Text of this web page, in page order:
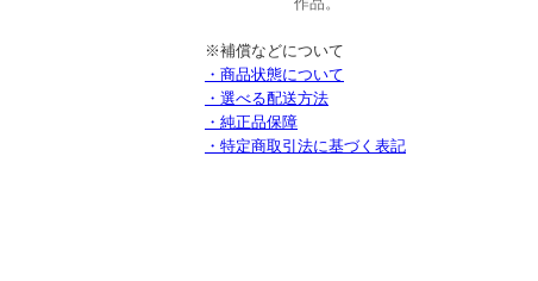
※補償などについて
・商品状態について
・選べる配送方法
・純正品保障
・特定商取引法に基づく表記